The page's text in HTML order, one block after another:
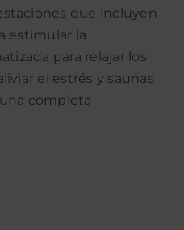
que incluyen
estimular la
para relajar los
el estrés y saunas
completa